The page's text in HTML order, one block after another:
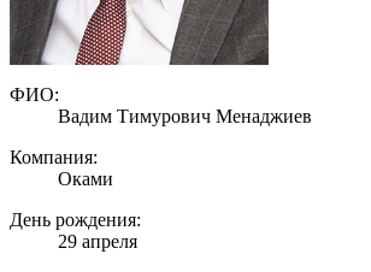
ФИО:
Вадим Тимурович Менаджиев
Компания:
Оками
День рождения:
29 апреля